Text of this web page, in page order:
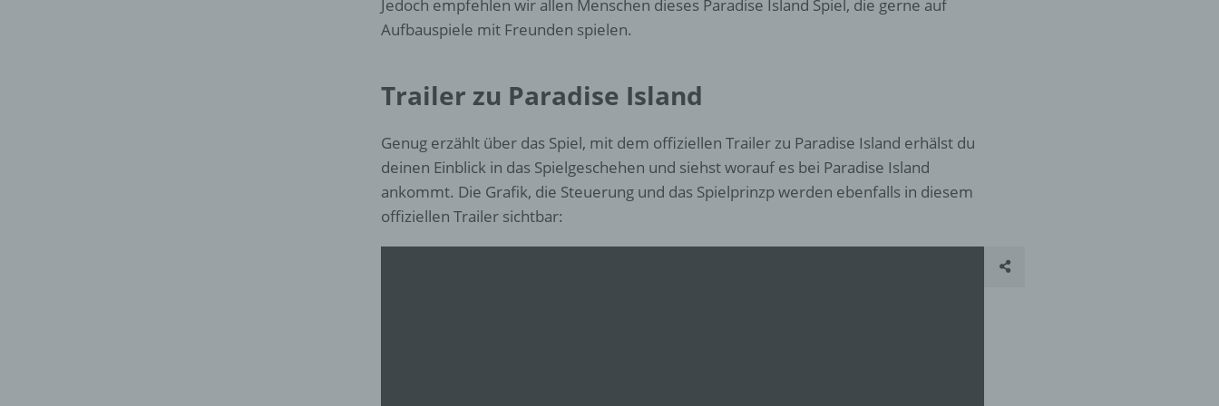
Jedoch empfehlen wir allen Menschen dieses Paradise Island Spiel, die gerne auf
Aufbauspiele mit Freunden spielen.
Trailer zu Paradise Island
Genug erzählt über das Spiel, mit dem offiziellen Trailer zu Paradise Island erhälst du
deinen Einblick in das Spielgeschehen und siehst worauf es bei Paradise Island
ankommt. Die Grafik, die Steuerung und das Spielprinzp werden ebenfalls in diesem
offiziellen Trailer sichtbar:
einzuschränken.
e) Profiling
Profiling ist jede Art der automatisierten Verarbeitung
personenbezogener Daten, die darin besteht, dass diese
personenbezogenen Daten verwendet werden, um bestimmte
persönliche Aspekte, die sich auf eine natürliche Person beziehen,